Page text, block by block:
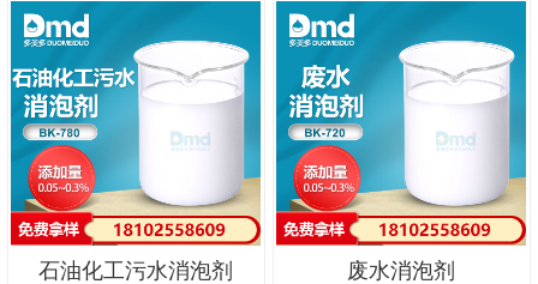
石油化工污水消泡剂 废水消泡剂